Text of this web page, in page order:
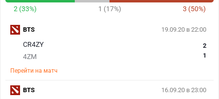
2 (33%) 1 (17%) 3 (50%)
19.09.20 в 22:00
CR4ZY
4ZM
2
1
Перейти на матч
BTS
16.09.20 в 23:00
BTS